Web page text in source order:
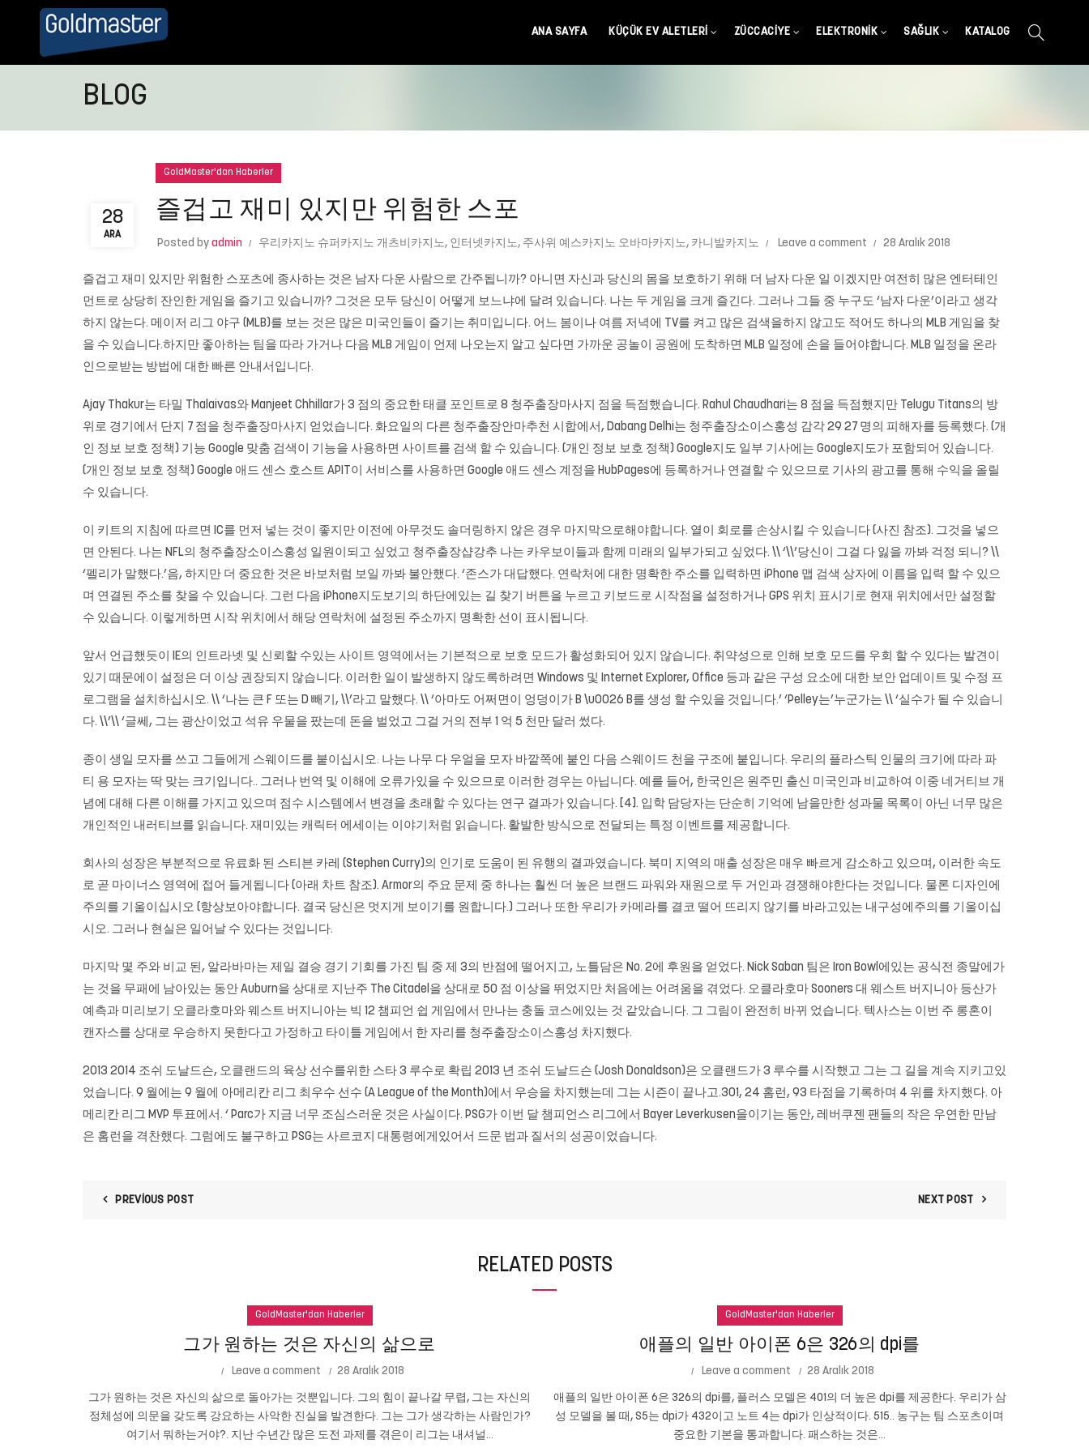
ANA SAYFA KÜÇÜK EV ALETLERI ZÜCCACIYE ELEKTRONIK SAĞLIK KATALOG
BLOG
28
ARA
GoldMaster'dan Haberler
즐겁고 재미 있지만 위험한 스포
Posted by admin 우리카지노 슈퍼카지노 개츠비카지노, 인터넷카지노, 주사위 예스카지노 오바마카지노, 카니발카지노 Leave a comment 28 Aralık 2018
즐겁고 재미 있지만 위험한 스포츠에 종사하는 것은 남자 다운 사람으로 간주됩니까? 아니면 자신과 당신의 몸을 보호하기 위해 더 남자 다운 일 이겠지만 여전히 많은 엔터테인
먼트로 상당히 잔인한 게임을 즐기고 있습니까? 그것은 모두 당신이 어떻게 보느냐에 달려 있습니다. 나는 두 게임을 크게 즐긴다. 그러나 그들 중 누구도 ‘남자 다운’이라고 생각
하지 않는다. 메이저 리그 야구 (MLB)를 보는 것은 많은 미국인들이 즐기는 취미입니다. 어느 봄이나 여름 저녁에 TV를 켜고 많은 검색을하지 않고도 적어도 하나의 MLB 게임을 찾
을 수 있습니다.하지만 좋아하는 팀을 따라 가거나 다음 MLB 게임이 언제 나오는지 알고 싶다면 가까운 공놀이 공원에 도착하면 MLB 일정에 손을 들어야합니다. MLB 일정을 온라
인으로받는 방법에 대한 빠른 안내서입니다.
Ajay Thakur는 타밀 Thalaivas와 Manjeet Chhillar가 3 점의 중요한 태클 포인트로 8 청주출장마사지 점을 득점했습니다. Rahul Chaudhari는 8 점을 득점했지만 Telugu Titans의 방
위로 경기에서 단지 7 점을 청주출장마사지 얻었습니다. 화요일의 다른 청주출장안마추천 시합에서, Dabang Delhi는 청주출장소이스홍성 감각 29 27 명의 피해자를 등록했다. (개
인 정보 보호 정책) 기능 Google 맞춤 검색이 기능을 사용하면 사이트를 검색 할 수 있습니다. (개인 정보 보호 정책) Google지도 일부 기사에는 Google지도가 포함되어 있습니다.
(개인 정보 보호 정책) Google 애드 센스 호스트 APIT이 서비스를 사용하면 Google 애드 센스 계정을 HubPages에 등록하거나 연결할 수 있으므로 기사의 광고를 통해 수익을 올릴
수 있습니다.
이 키트의 지침에 따르면 IC를 먼저 넣는 것이 좋지만 이전에 아무것도 솔더링하지 않은 경우 마지막으로해야합니다. 열이 회로를 손상시킬 수 있습니다 (사진 참조). 그것을 넣으
면 안된다. 나는 NFL의 청주출장소이스홍성 일원이되고 싶었고 청주출장샵강추 나는 카우보이들과 함께 미래의 일부가되고 싶었다. \\ ‘\\’당신이 그걸 다 잃을 까봐 걱정 되니? \\
‘펠리가 말했다.’음, 하지만 더 중요한 것은 바보처럼 보일 까봐 불안했다. ‘존스가 대답했다. 연락처에 대한 명확한 주소를 입력하면 iPhone 맵 검색 상자에 이름을 입력 할 수 있으
며 연결된 주소를 찾을 수 있습니다. 그런 다음 iPhone지도보기의 하단에있는 길 찾기 버튼을 누르고 키보드로 시작점을 설정하거나 GPS 위치 표시기로 현재 위치에서만 설정할
수 있습니다. 이렇게하면 시작 위치에서 해당 연락처에 설정된 주소까지 명확한 선이 표시됩니다.
앞서 언급했듯이 IE의 인트라넷 및 신뢰할 수있는 사이트 영역에서는 기본적으로 보호 모드가 활성화되어 있지 않습니다. 취약성으로 인해 보호 모드를 우회 할 수 있다는 발견이
있기 때문에이 설정은 더 이상 권장되지 않습니다. 이러한 일이 발생하지 않도록하려면 Windows 및 Internet Explorer, Office 등과 같은 구성 요소에 대한 보안 업데이트 및 수정 프
로그램을 설치하십시오. \\ ‘나는 큰 F 또는 D 빼기, \\’라고 말했다. \\ ‘아마도 어쩌면이 엉덩이가 B \u0026 B를 생성 할 수있을 것입니다.’ ‘Pelley는’누군가는 \\ ‘실수가 될 수 있습니
다. \\’\\ ‘글쎄, 그는 광산이었고 석유 우물을 팠는데 돈을 벌었고 그걸 거의 전부 1 억 5 천만 달러 썼다.
종이 생일 모자를 쓰고 그들에게 스웨이드를 붙이십시오. 나는 나무 다 우얼을 모자 바깥쪽에 붙인 다음 스웨이드 천을 구조에 붙입니다. 우리의 플라스틱 인물의 크기에 따라 파
티 용 모자는 딱 맞는 크기입니다.. 그러나 번역 및 이해에 오류가있을 수 있으므로 이러한 경우는 아닙니다. 예를 들어, 한국인은 원주민 출신 미국인과 비교하여 이중 네거티브 개
념에 대해 다른 이해를 가지고 있으며 점수 시스템에서 변경을 초래할 수 있다는 연구 결과가 있습니다. [4]. 입학 담당자는 단순히 기억에 남을만한 성과물 목록이 아닌 너무 많은
개인적인 내러티브를 읽습니다. 재미있는 캐릭터 에세이는 이야기처럼 읽습니다. 활발한 방식으로 전달되는 특정 이벤트를 제공합니다.
회사의 성장은 부분적으로 유료화 된 스티븐 카레 (Stephen Curry)의 인기로 도움이 된 유행의 결과였습니다. 북미 지역의 매출 성장은 매우 빠르게 감소하고 있으며, 이러한 속도
로 곧 마이너스 영역에 접어 들게됩니다 (아래 차트 참조). Armor의 주요 문제 중 하나는 훨씬 더 높은 브랜드 파워와 재원으로 두 거인과 경쟁해야한다는 것입니다. 물론 디자인에
주의를 기울이십시오 (항상보아야합니다. 결국 당신은 멋지게 보이기를 원합니다.) 그러나 또한 우리가 카메라를 결코 떨어 뜨리지 않기를 바라고있는 내구성에주의를 기울이십
시오. 그러나 현실은 일어날 수 있다는 것입니다.
마지막 몇 주와 비교 된, 알라바마는 제일 결승 경기 기회를 가진 팀 중 제 3의 반점에 떨어지고, 노틀담은 No. 2에 후원을 얻었다. Nick Saban 팀은 Iron Bowl에있는 공식전 종말에가
는 것을 무패에 남아있는 동안 Auburn을 상대로 지난주 The Citadel을 상대로 50 점 이상을 뛰었지만 처음에는 어려움을 겪었다. 오클라호마 Sooners 대 웨스트 버지니아 등산가
예측과 미리보기 오클라호마와 웨스트 버지니아는 빅 12 챔피언 쉽 게임에서 만나는 충돌 코스에있는 것 같았습니다. 그 그림이 완전히 바뀌 었습니다. 텍사스는 이번 주 롱혼이
캔자스를 상대로 우승하지 못한다고 가정하고 타이틀 게임에서 한 자리를 청주출장소이스홍성 차지했다.
2013 2014 조쉬 도날드슨, 오클랜드의 육상 선수를위한 스타 3 루수로 확립 2013 년 조쉬 도날드슨 (Josh Donaldson)은 오클랜드가 3 루수를 시작했고 그는 그 길을 계속 지키고있
었습니다. 9 월에는 9 월에 아메리칸 리그 최우수 선수 (A League of the Month)에서 우승을 차지했는데 그는 시즌이 끝나고.301, 24 홈런, 93 타점을 기록하며 4 위를 차지했다. 아
메리칸 리그 MVP 투표에서. ‘ Parc가 지금 너무 조심스러운 것은 사실이다. PSG가 이번 달 챔피언스 리그에서 Bayer Leverkusen을이기는 동안, 레버쿠젠 팬들의 작은 우연한 만남
은 홈런을 격찬했다. 그럼에도 불구하고 PSG는 사르코지 대통령에게있어서 드문 법과 질서의 성공이었습니다.
PREVIOUS POST NEXT POST
RELATED POSTS
GoldMaster'dan Haberler
그가 원하는 것은 자신의 삶으로
Leave a comment 28 Aralık 2018
그가 원하는 것은 자신의 삶으로 돌아가는 것뿐입니다. 그의 힘이 끝나갈 무렵, 그는 자신의
정체성에 의문을 갖도록 강요하는 사악한 진실을 발견한다. 그는 그가 생각하는 사람인가?
여기서 뭐하는거야?. 지난 수년간 많은 도전 과제를 겪은이 리그는 내셔널...
GoldMaster'dan Haberler
애플의 일반 아이폰 6은 326의 dpi를
Leave a comment 28 Aralık 2018
애플의 일반 아이폰 6은 326의 dpi를, 플러스 모델은 401의 더 높은 dpi를 제공한다. 우리가 삼
성 모델을 볼 때, S5는 dpi가 432이고 노트 4는 dpi가 인상적이다. 515.. 농구는 팀 스포츠이며
중요한 기본을 통과합니다. 패스하는 것은...